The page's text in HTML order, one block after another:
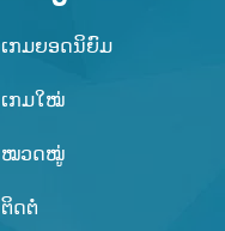
ເກມຍອດນິຍົມ
ເກມໃໝ່
ໝວດໝູ່
ຕິດຕໍ່